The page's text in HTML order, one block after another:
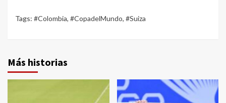
Tags: #Colombia, #CopadelMundo, #Suiza
Más historias